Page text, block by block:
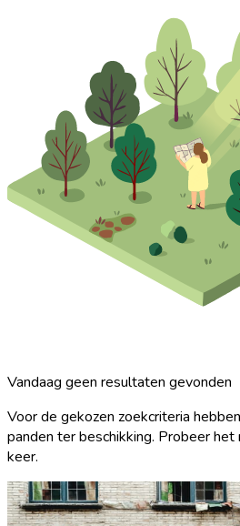
Vandaag geen resultaten gevonden
Voor de gekozen zoekcriteria
panden ter beschikking. Probeer
keer.